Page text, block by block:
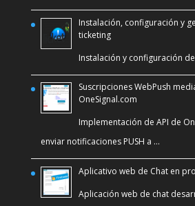
Instalación, configuración y
ticketing
Instalación y configuración
Suscripciones WebPush
OneSignal.com
Implementación de API de
enviar notificaciones PUSH a …
Aplicativo web de Chat en
Aplicación web de chat